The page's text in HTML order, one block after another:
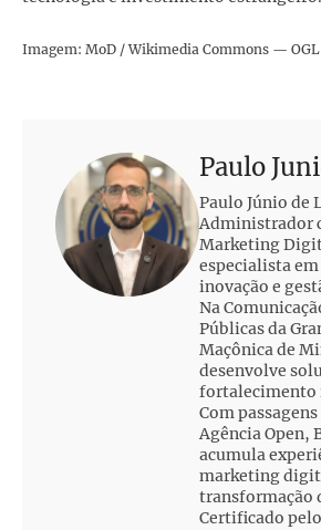
Imagem: MoD / Wikimedia Commons — OGL
Paulo
Paulo Júnio de
Administrador
Marketing
especialista
inovação e
Na
Públicas da
Maçônica de
desenvolve
Com passagens
Agência Open,
acumula
marketing
transformação
Certificado